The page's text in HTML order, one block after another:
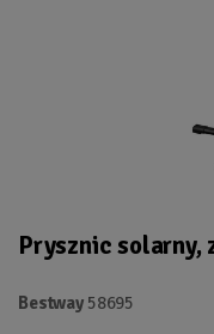
Prysznic solarny,
Bestway58695